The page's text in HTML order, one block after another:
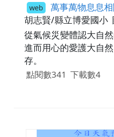
web 萬事萬物息息
胡志賢/縣立博愛國小
從氣候災變體認大自
進而用心的愛護大自
存。
點閱數341 下載數4